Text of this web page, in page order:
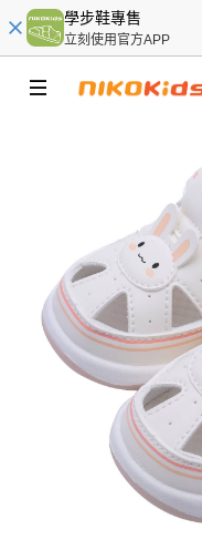
學步鞋專售
立刻使用官方APP